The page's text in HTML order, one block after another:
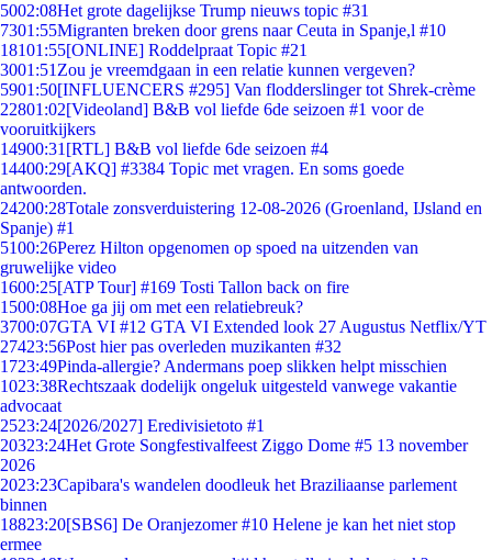
5002:08Het grote dagelijkse Trump nieuws topic #31
7301:55Migranten breken door grens naar Ceuta in Spanje,l #10
18101:55[ONLINE] Roddelpraat Topic #21
3001:51 Zou je vreemdgaan in een relatie kunnen vergeven?
5901:50[INFLUENCERS #295] Van flodderslinger tot Shrek-crème
22801:02[Videoland] B&B vol liefde 6de seizoen #1 voor de
vooruitkijkers
14900:31 [RTL] B&B vol liefde 6de seizoen #4
14400:29[AKQ] #3384 Topic met vragen. En soms goede
antwoorden.
24200:28Totale zonsverduistering 12-08-2026 (Groenland, IJsland en
Spanje) #1
5100:26Perez Hilton opgenomen op spoed na uitzenden van
gruwelijke video
1600:25[ATP Tour] #169 Tosti Tallon back on fire
1500:08Hoe ga jij om met een relatiebreuk?
3700:07GTA VI #12 GTA VI Extended look 27 Augustus Netflix/YT
27423:56Post hier pas overleden muzikanten #32
1723:49Pinda-allergie? Andermans poep slikken helpt misschien
1023:38Rechtszaak dodelijk ongeluk uitgesteld vanwege vakantie
advocaat
2523:24[2026/2027] Eredivisietoto #1
20323:24Het Grote Songfestivalfeest Ziggo Dome #5 13 november
2026
2023:23Capibara's wandelen doodleuk het Braziliaanse parlement
binnen
18823:20[SBS6] De Oranjezomer #10 Helene je kan het niet stop
ermee